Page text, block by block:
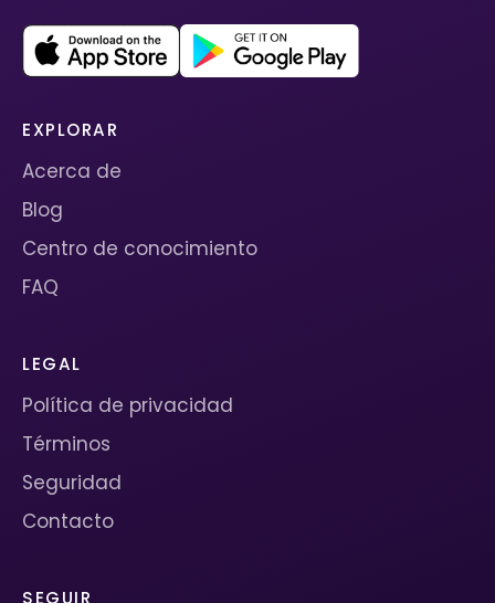
EXPLORAR
Acerca de
Blog
Centro de conocimiento
FAQ
LEGAL
Política de privacidad
Términos
Seguridad
Contacto